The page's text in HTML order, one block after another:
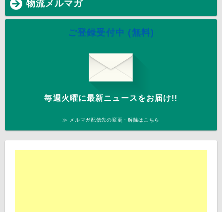
物流メルマガ
ご登録受付中 (無料)
毎週火曜に最新ニュースをお届け!!
≫ メルマガ配信先の変更・解除はこちら